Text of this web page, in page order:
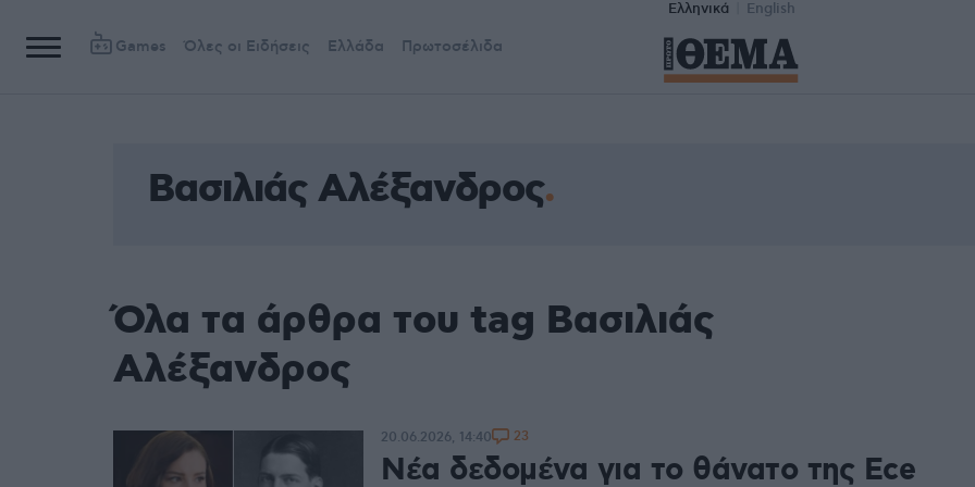
Ελληνικά English
Games Όλες οι Ειδήσεις Ελλάδα Πρωτοσέλιδα
Βασιλιάς Αλέξανδρος
Όλα τα άρθρα του tag Βασιλιάς
Αλέξανδρος
Νέα δεδομένα για το θάνατο της Ece
20.06.2026, 14:40 23